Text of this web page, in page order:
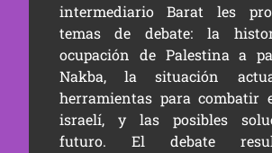
intermediario Barat les
temas de debate: la
ocupación de Palestina a
Nakba, la situación
herramientas para combatir
israelí, y las posibles
futuro. El debate